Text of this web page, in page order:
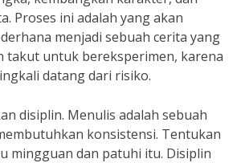
Proses ini adalah yang akan
menjadi sebuah cerita yang
takut untuk bereksperimen, karena
datang dari risiko.
disiplin. Menulis adalah sebuah
konsistensi. Tentukan
mingguan dan patuhi itu. Disiplin